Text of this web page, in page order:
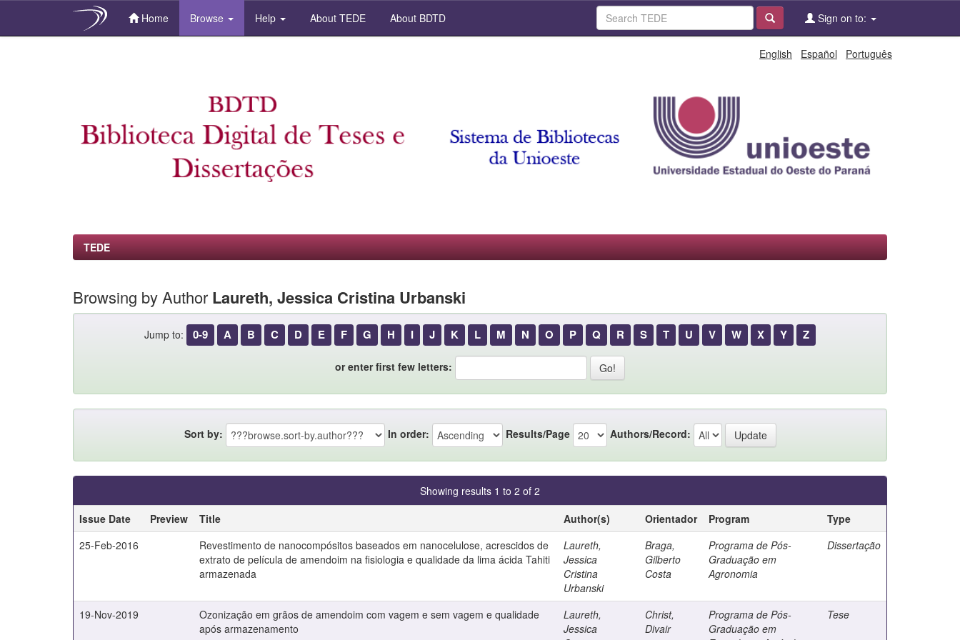
Home Browse Help About TEDE About BDTD Sign on to:
English Español Português
TEDE
Browsing by Author Laureth, Jessica Cristina Urbanski
Jump to: 0-9 A B C D E F G H I J K L M N O P Q R S T U V W X Y Z
or enter first few letters:
Sort by: In order: Results/Page Authors/Record:
Showing results 1 to 2 of 2
Issue Date
Preview Title Author(s) Orientador Program
Type
25-Feb-2016
Revestimento de nanocompósitos baseados em nanocelulose, acrescidos de
extrato de película de amendoim na fisiologia e qualidade da lima ácida Tahiti
armazenada
Laureth,
Jessica
Cristina
Urbanski
Braga,
Gilberto
Costa
Programa de Pós-
Graduação em
Agronomia
Dissertação
19-Nov-2019
Ozonização em grãos de amendoim com vagem e sem vagem e qualidade
após armazenamento
Laureth,
Jessica
Christ,
Divair
Programa de Pós-
Graduação em
Tese